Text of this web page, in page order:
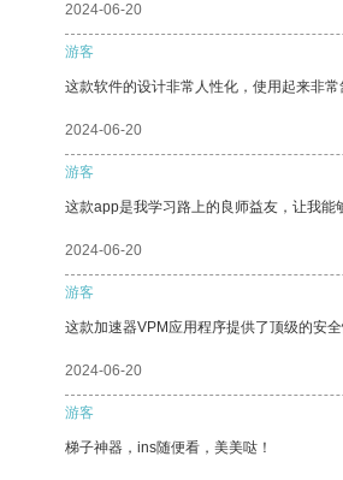
2024-06-20
游客
这款软件的设计非常人性化，使用起来非常
2024-06-20
游客
这款app是我学习路上的良师益友，让我能
2024-06-20
游客
这款加速器VPM应用程序提供了顶级的安全
2024-06-20
游客
梯子神器，ins随便看，美美哒！